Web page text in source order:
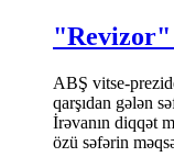
ABŞ vitse-
qarşıdan gələn
İrəvanın diqqət
özü səfərin